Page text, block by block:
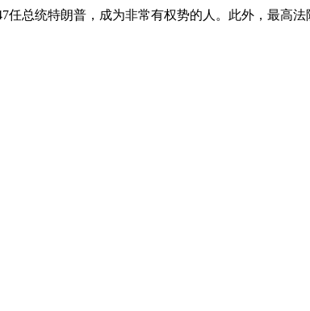
总统特朗普，成为非常有权势的人。此外，最高法